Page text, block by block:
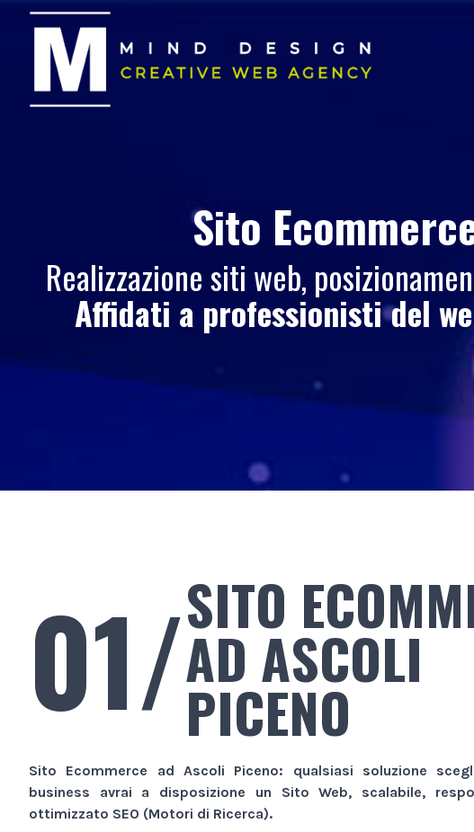
Sito
Realizzazione siti web,
Affidati a professionisti del
01/SITO
AD ASCOLI
PICENO
Sito Ecommerce ad Ascoli Piceno: qualsiasi soluzione
business avrai a disposizione un Sito Web, scalabile,
ottimizzato SEO (Motori di Ricerca).